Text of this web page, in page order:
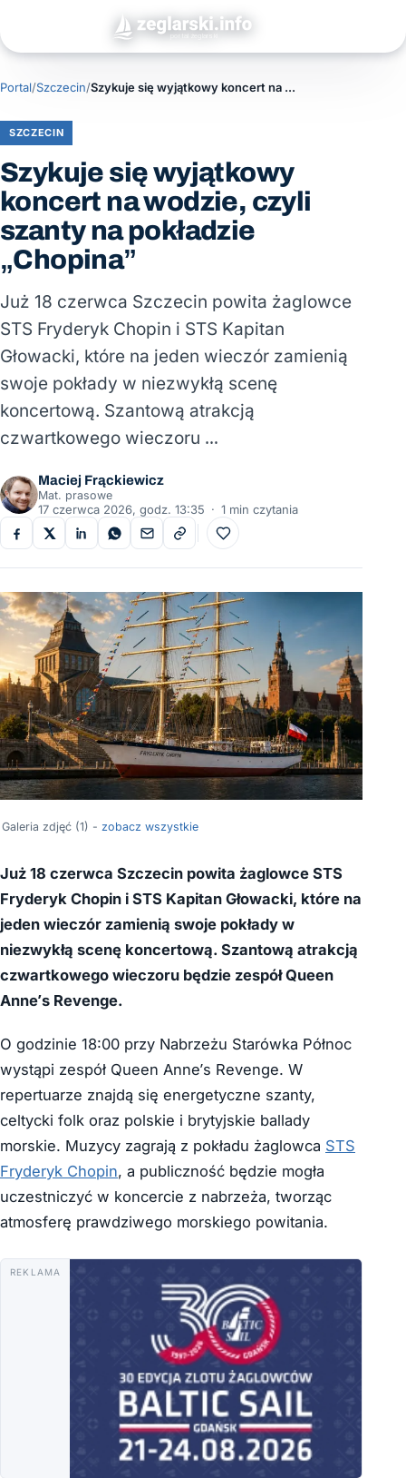
Portal/Szczecin/ Szykuje się wyjątkowy koncert na wodzie, czyli szanty na pokładzie „Chopina”
SZCZECIN
Szykuje się wyjątkowy
koncert na wodzie, czyli
szanty na pokładzie
„Chopina”
Już 18 czerwca Szczecin powita żaglowce
STS Fryderyk Chopin i STS Kapitan
Głowacki, które na jeden wieczór zamienią
swoje pokłady w niezwykłą scenę
koncertową. Szantową atrakcją
czwartkowego wieczoru …
Maciej Frąckiewicz
Mat. prasowe
17 czerwca 2026, godz. 13:35 · 1 min czytania
Do ulubionych
Galeria zdjęć (1) - zobacz wszystkie
Już 18 czerwca Szczecin powita żaglowce STS
Fryderyk Chopin i STS Kapitan Głowacki, które na
jeden wieczór zamienią swoje pokłady w
niezwykłą scenę koncertową. Szantową atrakcją
czwartkowego wieczoru będzie zespół Queen
Anne’s Revenge.
O godzinie 18:00 przy Nabrzeżu Starówka Północ
wystąpi zespół Queen Anne’s Revenge. W
repertuarze znajdą się energetyczne szanty,
celtycki folk oraz polskie i brytyjskie ballady
morskie. Muzycy zagrają z pokładu żaglowca STS
Fryderyk Chopin, a publiczność będzie mogła
uczestniczyć w koncercie z nabrzeża, tworząc
atmosferę prawdziwego morskiego powitania.
REKLAMA